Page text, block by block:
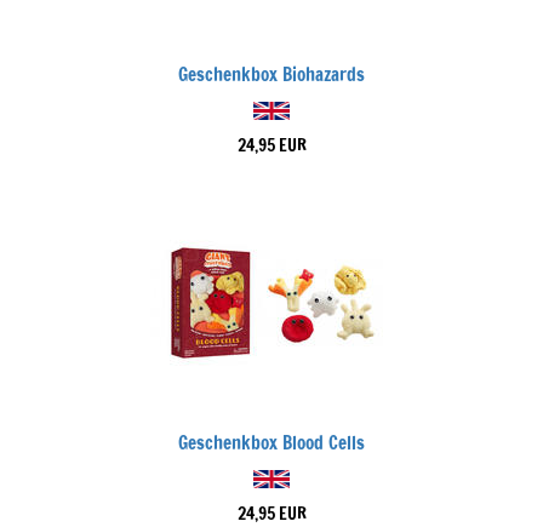
Geschenkbox Biohazards
24,95 EUR
Geschenkbox Blood Cells
24,95 EUR